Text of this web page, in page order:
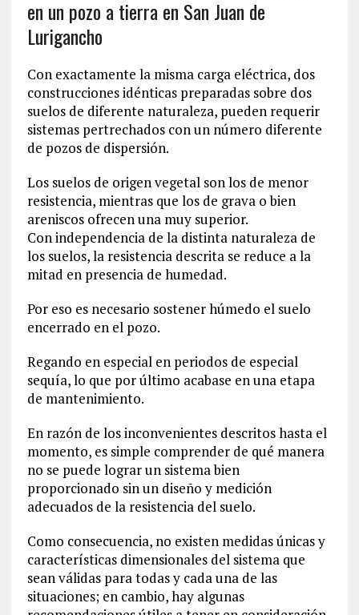
en un pozo a tierra en San Juan de
Lurigancho
Con exactamente la misma carga eléctrica, dos
construcciones idénticas preparadas sobre dos
suelos de diferente naturaleza, pueden requerir
sistemas pertrechados con un número diferente
de pozos de dispersión.
Los suelos de origen vegetal son los de menor
resistencia, mientras que los de grava o bien
areniscos ofrecen una muy superior.
Con independencia de la distinta naturaleza de
los suelos, la resistencia descrita se reduce a la
mitad en presencia de humedad.
Por eso es necesario sostener húmedo el suelo
encerrado en el pozo.
Regando en especial en periodos de especial
sequía, lo que por último acabase en una etapa
de mantenimiento.
En razón de los inconvenientes descritos hasta el
momento, es simple comprender de qué manera
no se puede lograr un sistema bien
proporcionado sin un diseño y medición
adecuados de la resistencia del suelo.
Como consecuencia, no existen medidas únicas y
características dimensionales del sistema que
sean válidas para todas y cada una de las
situaciones; en cambio, hay algunas